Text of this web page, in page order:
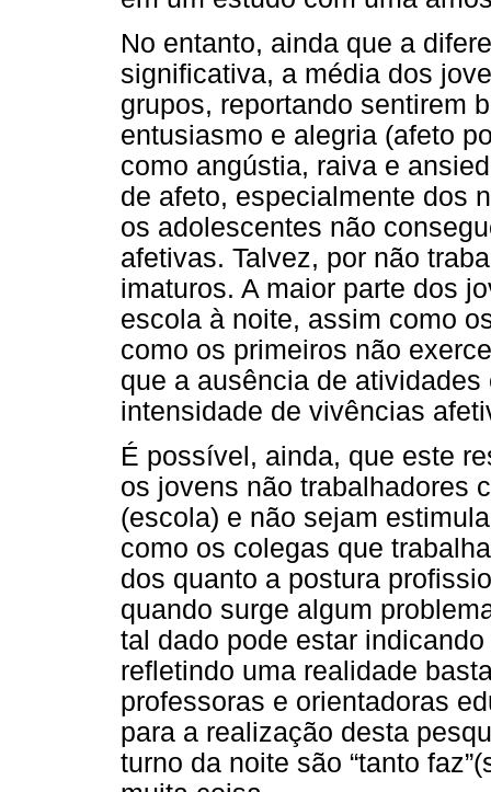
No entanto, ainda que a
significativa, a média dos
grupos, reportando sentirem
entusiasmo e alegria (afeto
como angústia, raiva e
de afeto, especialmente dos
os adolescentes não
afetivas. Talvez, por não
imaturos. A maior parte dos
escola à noite, assim como
como os primeiros não
que a ausência de
intensidade de vivências
É possível, ainda, que este
os jovens não trabalhadores
(escola) e não sejam
como os colegas que
dos quanto a postura
quando surge algum
tal dado pode estar
refletindo uma realidade
professoras e orientadoras
para a realização desta
turno da noite são “tanto